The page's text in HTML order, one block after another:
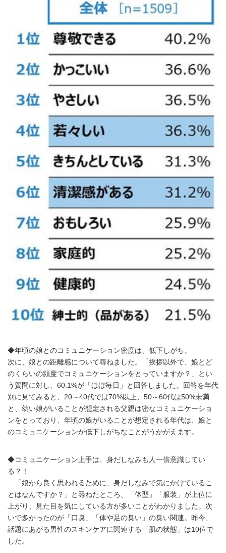
◆年頃の娘とのコミュニケーション密度は、低下しがち。
次に、娘との距離感について尋ねました。「挨拶以外で、娘とど
のくらいの頻度でコミュニケーションをとっていますか？」とい
う質問に対し、60.1%が「ほぼ毎日」と回答しました。回答を年代
別に見てみると、20～40代では70%以上、50～60代は50%未満
と、幼い娘がいることが想定される父親は密なコミュニケーショ
ンをとっており、年頃の娘がいることが想定される年代は、娘と
のコミュニケーションが低下しがちなことがうかがえます。
◆コミュニケーション上手は、身だしなみも人一倍意識してい
る？！
「娘から良く思われるために、身だしなみで気にかけているこ
とはなんですか？」と尋ねたところ、「体型」「服装」が上位に
上がり、見た目を気にしている方が多いことがわかりました。次
いで多かったのが「口臭」「体や足の臭い」の臭い関連。昨今、
話題にあがる男性のスキンケアに関連する「肌の状態」は10位で
した。